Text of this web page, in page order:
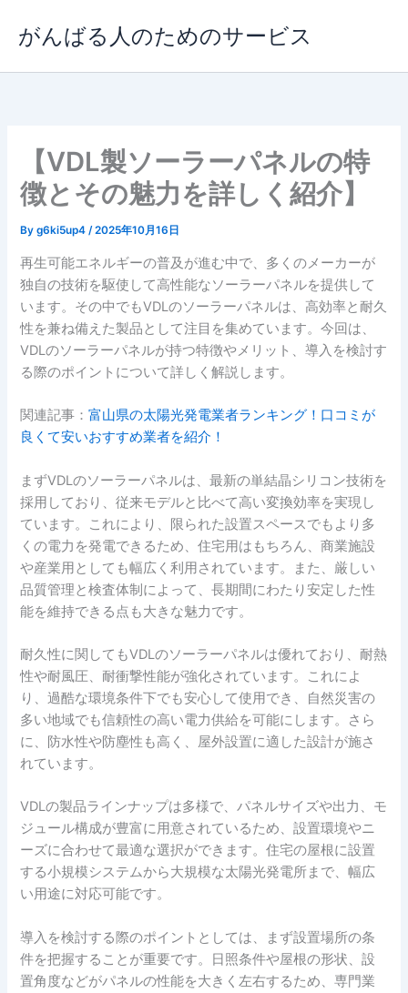
ス
がんばる人のためのサービス
【VDL製ソーラーパネルの特
徴とその魅力を詳しく紹介】
Byg6ki5up4/2025年10月16日
再生可能エネルギーの普及が進む中で、多くのメーカーが
独自の技術を駆使して高性能なソーラーパネルを提供して
います。その中でもVDLのソーラーパネルは、高効率と耐久
性を兼ね備えた製品として注目を集めています。今回は、
VDLのソーラーパネルが持つ特徴やメリット、導入を検討す
る際のポイントについて詳しく解説します。
関連記事：富山県の太陽光発電業者ランキング！口コミが
良くて安いおすすめ業者を紹介！
まずVDLのソーラーパネルは、最新の単結晶シリコン技術を
採用しており、従来モデルと比べて高い変換効率を実現し
ています。これにより、限られた設置スペースでもより多
くの電力を発電できるため、住宅用はもちろん、商業施設
や産業用としても幅広く利用されています。また、厳しい
品質管理と検査体制によって、長期間にわたり安定した性
能を維持できる点も大きな魅力です。
耐久性に関してもVDLのソーラーパネルは優れており、耐熱
性や耐風圧、耐衝撃性能が強化されています。これによ
り、過酷な環境条件下でも安心して使用でき、自然災害の
多い地域でも信頼性の高い電力供給を可能にします。さら
に、防水性や防塵性も高く、屋外設置に適した設計が施さ
れています。
VDLの製品ラインナップは多様で、パネルサイズや出力、モ
ジュール構成が豊富に用意されているため、設置環境やニ
ーズに合わせて最適な選択ができます。住宅の屋根に設置
する小規模システムから大規模な太陽光発電所まで、幅広
い用途に対応可能です。
導入を検討する際のポイントとしては、まず設置場所の条
件を把握することが重要です。日照条件や屋根の形状、設
置角度などがパネルの性能を大きく左右するため、専門業